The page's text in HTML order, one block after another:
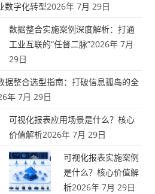
数字化转型2026年 7月 29日
数据整合实施案例深度解析：打通
工业互联的“任督二脉”2026年 7月
29日
据整合选型指南：打破信息孤岛的全
年 7月 29日
可视化报表应用场景是什么？核心
价值解析2026年 7月 29日
可视化报表实施案例
是什么？核心价值解
析2026年 7月 29日